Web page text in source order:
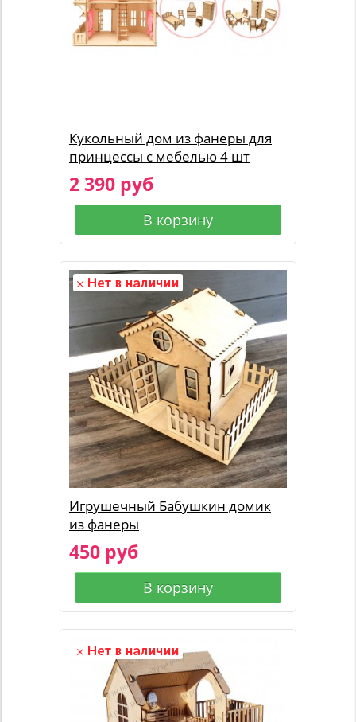
Кукольный дом из фанеры для
принцессы с мебелью 4 шт
2 390 руб
В корзину
Игрушечный Бабушкин домик
из фанеры
450 руб
В корзину